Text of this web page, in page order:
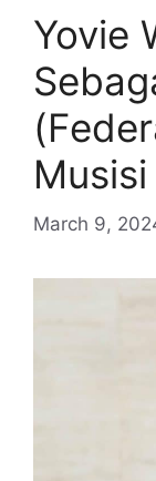
Yovie
March 9,